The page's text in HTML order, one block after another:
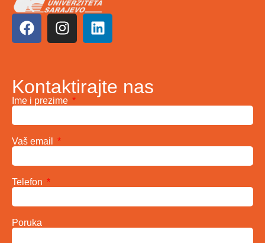
Kontaktirajte nas
Ime i prezime
Vaš email
Telefon
Poruka